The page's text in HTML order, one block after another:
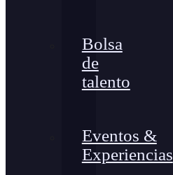
Bolsa
de
talento
Eventos &
Experiencias